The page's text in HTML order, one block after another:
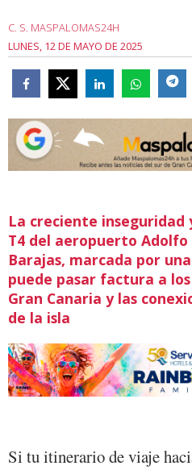
C. S. MASPALOMAS24H
LUNES, 12 DE MAYO DE 2025
La creciente inseguridad
T4 del aeropuerto Adolfo
Barajas, marcada por
puede pasar factura a
Gran Canaria y las
de la isla
Si tu itinerario de viaje